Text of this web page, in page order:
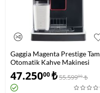
Gaggia Magenta Prestige Tam
Otomatik Kahve Makinesi
RI8702/01
47.25000₺55.59900 ₺